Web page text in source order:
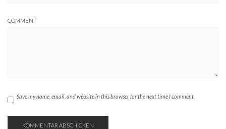
COMMENT
Save my name, email, and website in this browser for the next time I comment.